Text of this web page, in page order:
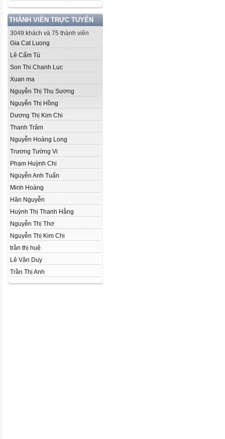
THÀNH VIÊN TRỰC TUYẾN
3049 khách và 75 thành viên
Gia Cat Luong
Lê Cẩm Tú
Son Thi Chanh Luc
Xuan ma
Nguyễn Thị Thu Sương
Nguyễn Thị Hồng
Dương Thị Kim Chi
Thanh Trâm
Nguyễn Hoàng Long
Trương Tường Vi
Phạm Huỳnh Chi
Nguyễn Anh Tuấn
Minh Hoàng
Hân Nguyễn
Huỳnh Thị Thanh Hằng
Nguyễn Thị Thơ
Nguyễn Thị Kim Chi
trần thị huệ
Lê Văn Duy
Trần Thị Anh